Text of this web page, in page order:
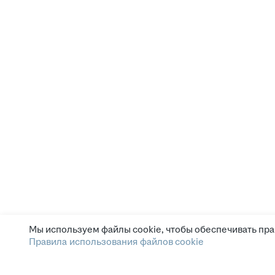
Мы используем файлы cookie, чтобы обеспечивать
Правила использования файлов cookie